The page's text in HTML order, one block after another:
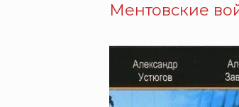
Ментовские